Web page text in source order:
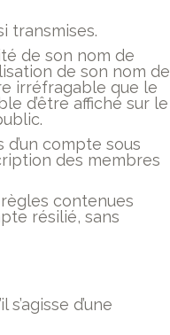
transmises.
de son nom de
de son nom de
irréfragable que le
d’être affiché sur le
compte sous
des membres
contenues
résilié, sans
d’une